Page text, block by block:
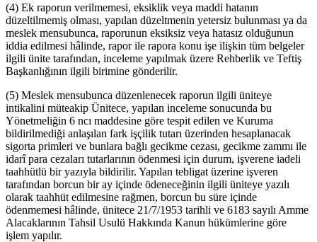
(4) Ek raporun verilmemesi, eksiklik veya maddi hatanın
düzeltilmemiş olması, yapılan düzeltmenin yetersiz bulunması ya da
meslek mensubunca, raporunun eksiksiz veya hatasız olduğunun
iddia edilmesi hâlinde, rapor ile rapora konu işe ilişkin tüm belgeler
ilgili ünite tarafından, inceleme yapılmak üzere Rehberlik ve Teftiş
Başkanlığının ilgili birimine gönderilir.
(5) Meslek mensubunca düzenlenecek raporun ilgili üniteye
intikalini müteakip Ünitece, yapılan inceleme sonucunda bu
Yönetmeliğin 6 ncı maddesine göre tespit edilen ve Kuruma
bildirilmediği anlaşılan fark işçilik tutarı üzerinden hesaplanacak
sigorta primleri ve bunlara bağlı gecikme cezası, gecikme zammı ile
idarî para cezaları tutarlarının ödenmesi için durum, işverene iadeli
taahhütlü bir yazıyla bildirilir. Yapılan tebligat üzerine işveren
tarafından borcun bir ay içinde ödeneceğinin ilgili üniteye yazılı
olarak taahhüt edilmesine rağmen, borcun bu süre içinde
ödenmemesi hâlinde, ünitece 21/7/1953 tarihli ve 6183 sayılı Amme
Alacaklarının Tahsil Usulü Hakkında Kanun hükümlerine göre
işlem yapılır.